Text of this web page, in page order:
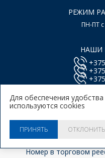
РЕЖИМ
ПН-ПТ с
НАШИ
куки.
© 2026, ООО
Номер в торговом
Для обеспечения
используются cookies
ПРИНЯТЬ ОТКЛОНИТЬ